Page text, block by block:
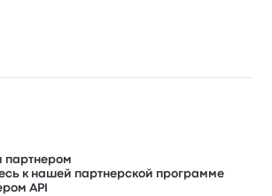
партнером
к нашей партнерской программе
API